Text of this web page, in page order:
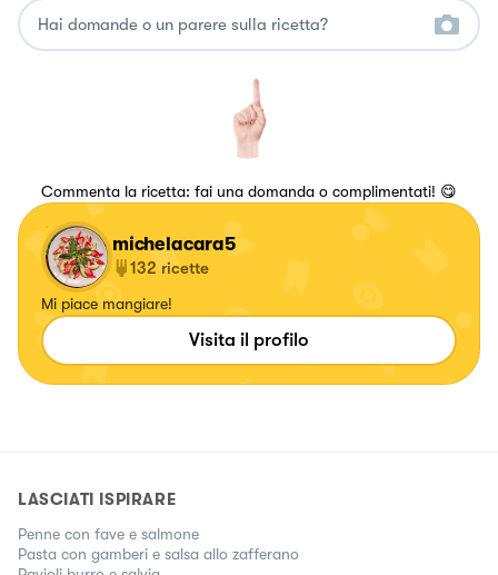
Commenta la ricetta: fai una domanda o complimentati! 😋
michelacara5
132 ricette
Mi piace mangiare!
Visita il profilo
LASCIATI ISPIRARE
Penne con fave e salmone
Pasta con gamberi e salsa allo zafferano